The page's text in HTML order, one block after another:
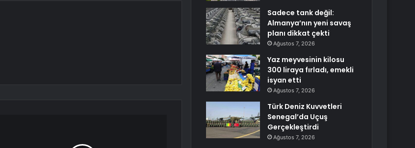
Sadece tank değil:
Almanya’nın yeni savaş
planı dikkat çekti
Ağustos 7, 2026
Yaz meyvesinin kilosu
300 liraya fırladı, emekli
isyan etti
Ağustos 7, 2026
Türk Deniz Kuvvetleri
Senegal’da Uçuş
Gerçekleştirdi
Ağustos 7, 2026